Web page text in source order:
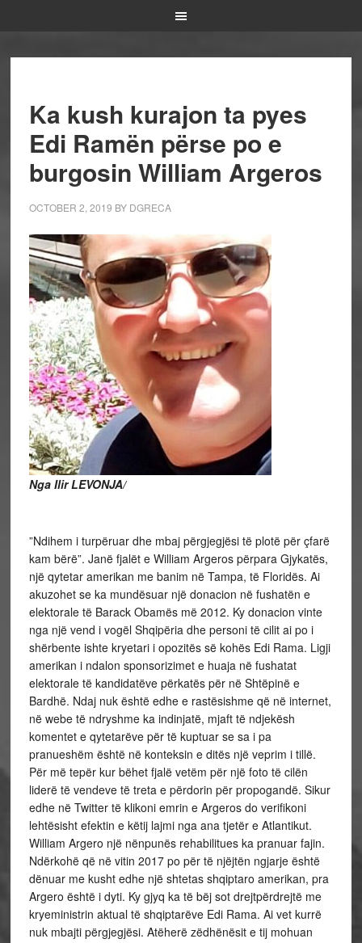
Ka kush kurajon ta pyes
Edi Ramën përse po e
burgosin William Argeros
OCTOBER 2, 2019 BY DGRECA
Nga Ilir LEVONJA/
”Ndihem i turpëruar dhe mbaj përgjegjësi të plotë për çfarë
kam bërë”. Janë fjalët e William Argeros përpara Gjykatës,
një qytetar amerikan me banim në Tampa, të Floridës. Ai
akuzohet se ka mundësuar një donacion në fushatën e
elektorale të Barack Obamës më 2012. Ky donacion vinte
nga një vend i vogël Shqipëria dhe personi të cilit ai po i
shërbente ishte kryetari i opozitës së kohës Edi Rama. Ligji
amerikan i ndalon sponsorizimet e huaja në fushatat
elektorale të kandidatëve përkatës për në Shtëpinë e
Bardhë. Ndaj nuk është edhe e rastësishme që në internet,
në webe të ndryshme ka indinjatë, mjaft të ndjekësh
komentet e qytetarëve për të kuptuar se sa i pa
pranueshëm është në konteksin e ditës një veprim i tillë.
Për më tepër kur bëhet fjalë vetëm për një foto të cilën
liderë të vendeve të treta e përdorin për propogandë. Sikur
edhe në Twitter të klikoni emrin e Argeros do verifikoni
lehtësisht efektin e këtij lajmi nga ana tjetër e Atlantikut.
William Argero një nënpunës rehabilitues ka pranuar fajin.
Ndërkohë që në vitin 2017 po për të njëjtën ngjarje është
dënuar me kusht edhe një shtetas shqiptaro amerikan, pra
Argero është i dyti. Ky gjyq ka të bëj sot drejtpërdrejtë me
kryeministrin aktual të shqiptarëve Edi Rama. Ai vet kurrë
nuk mbajti përgjegjësi. Atëherë zëdhënësit e tij mohuan